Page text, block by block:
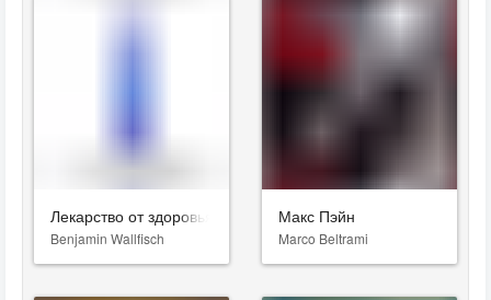
Лекарство от здоровья
Benjamin Wallfisch
Макс Пэйн
Marco Beltrami